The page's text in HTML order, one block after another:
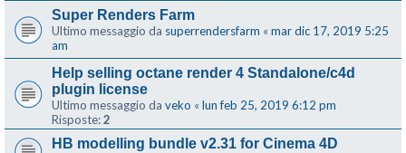
Super Renders Farm
Ultimo messaggio da superrendersfarm « mar dic 17, 2019 5:25
am
Help selling octane render 4 Standalone/c4d
plugin license
Ultimo messaggio da veko « lun feb 25, 2019 6:12 pm
Risposte:2
HB modelling bundle v2.31 for Cinema 4D